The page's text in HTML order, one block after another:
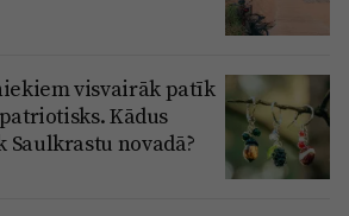
visvairāk patīk
Kādus
novadā?